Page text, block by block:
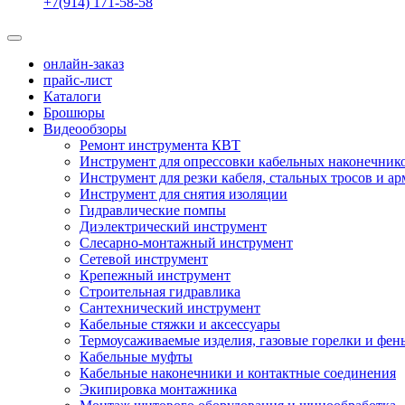
онлайн-заказ
прайс-лист
Каталоги
Брошюры
Видеообзоры
Ремонт инструмента КВТ
Инструмент для опрессовки кабельных
Инструмент для резки кабеля, стальных тросов и
Инструмент для снятия изоляции
Гидравлические помпы
Диэлектрический инструмент
Слесарно-монтажный инструмент
Сетевой инструмент
Крепежный инструмент
Строительная гидравлика
Сантехнический инструмент
Кабельные стяжки и аксессуары
Термоусаживаемые изделия, газовые горелки и
Кабельные муфты
Кабельные наконечники и контактные соединения
Экипировка монтажника